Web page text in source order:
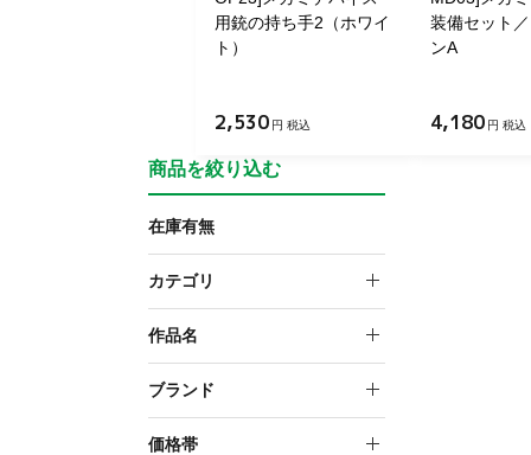
用銃の持ち手2（ホワイ
ト）
2,530 円 税込
装備セット
ンA
4,180 円 税込
商品を絞り込む
在庫有無
在庫あり
カテゴリ
プラモデルオプションパー
作品名
創彩少女庭園
ブランド
リトルアーモリー
価格帯